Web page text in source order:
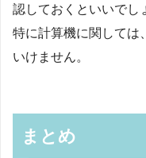
認しておくといいでし
特に計算機に関しては
いけません。
まとめ